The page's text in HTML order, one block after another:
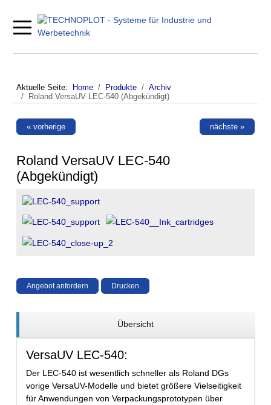
Mobile Menu Toggle
Aktuelle Seite: Home Produkte
Archiv
Roland VersaUV LEC-540 (Abgekündigt)
« vorherige nächste »
Roland VersaUV LEC-540
(Abgekündigt)
Angebot anfordern Drucken
Übersicht
VersaUV LEC-540:
Der LEC-540 ist wesentlich schneller als Roland DGs
vorige VersaUV-Modelle und bietet größere Vielseitigkeit
für Anwendungen von Verpackungsprototypen über